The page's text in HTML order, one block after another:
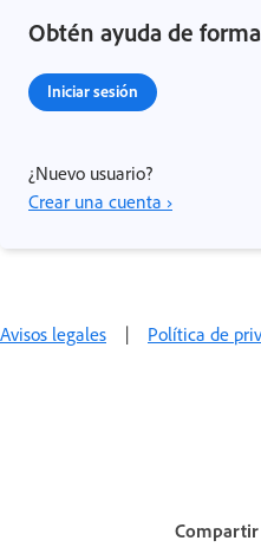
Obtén ayuda de
Iniciar sesión
¿Nuevo usuario?
Crear una cuenta ›
Avisos legales | Política de
Compartir